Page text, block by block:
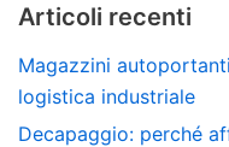
Articoli recenti
Magazzini
logistica industriale
Decapaggio: perché